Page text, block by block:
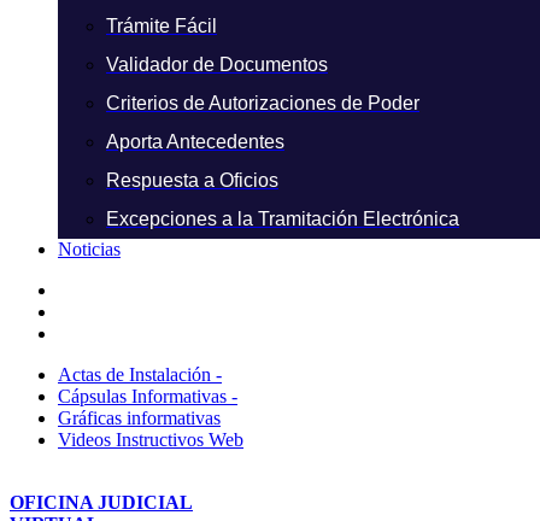
Trámite Fácil
Validador de Documentos
Criterios de Autorizaciones de Poder
Aporta Antecedentes
Respuesta a Oficios
Excepciones a la Tramitación Electrónica
Noticias
Actas de Instalación -
Cápsulas Informativas -
Gráficas informativas
Videos Instructivos Web
OFICINA JUDICIAL